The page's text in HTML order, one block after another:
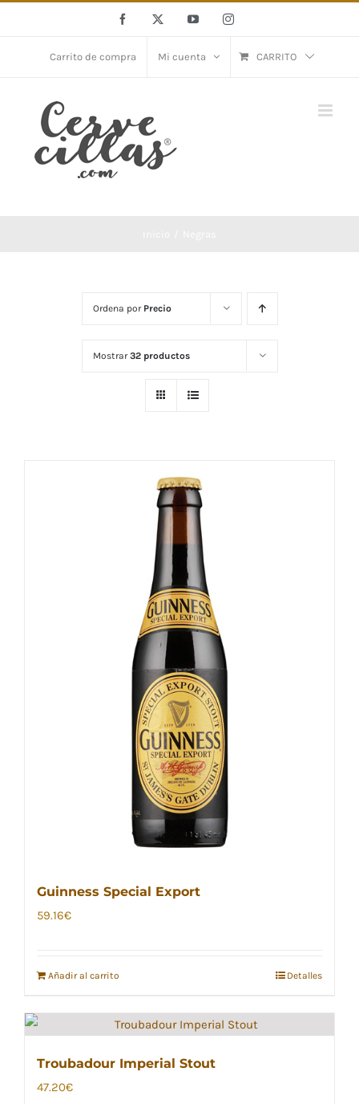
contenido
Facebook YouTubeInstagram
Carrito de compra Mi cuenta CARRITO
Ordena por Precio
Mostrar32 productos
Guinness Special Export
59.16€
Añadir al carrito Detalles
Troubadour Imperial Stout
47.20€